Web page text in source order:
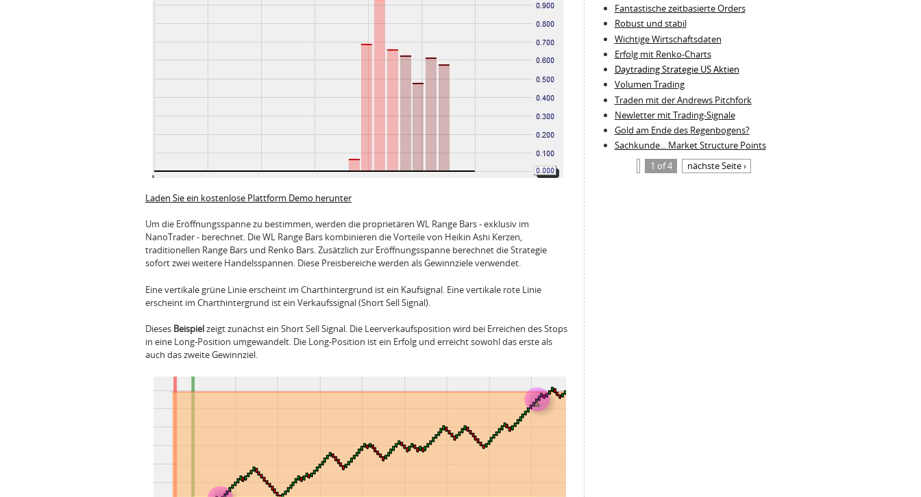
Laden Sie ein kostenlose Plattform Demo herunter
Um die Eröffnungsspanne zu bestimmen, werden die proprietären WL Range Bars - exklusiv im
NanoTrader - berechnet. Die WL Range Bars kombinieren die Vorteile von Heikin Ashi Kerzen,
traditionellen Range Bars und Renko Bars. Zusätzlich zur Eröffnungsspanne berechnet die Strategie
sofort zwei weitere Handelsspannen. Diese Preisbereiche werden als Gewinnziele verwendet.
Eine vertikale grüne Linie erscheint im Charthintergrund ist ein Kaufsignal. Eine vertikale rote Linie
erscheint im Charthintergrund ist ein Verkaufssignal (Short Sell Signal).
Dieses Beispielzeigt zunächst ein Short Sell Signal. Die Leerverkaufsposition wird bei Erreichen des Stops
in eine Long-Position umgewandelt. Die Long-Position ist ein Erfolg und erreicht sowohl das erste als
auch das zweite Gewinnziel.
Fantastische zeitbasierte Orders
Robust und stabil
Wichtige Wirtschaftsdaten
Erfolg mit Renko-Charts
Daytrading Strategie US Aktien
Volumen Trading
Traden mit der Andrews Pitchfork
Newletter mit Trading-Signale
Gold am Ende des Regenbogens?
Sachkunde... Market Structure Points
1 of 4
nächste Seite ›